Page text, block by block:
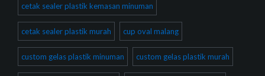
cetak sealer plastik kemasan minuman
cetak sealer plastik murah cup oval malang
custom gelas plastik minuman custom gelas plastik murah